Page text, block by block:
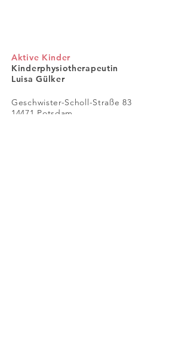
Aktive Kinder
Kinderphysiotherapeutin
Luisa Gülker
Geschwister-Scholl-Straße 83
14471 Potsdam